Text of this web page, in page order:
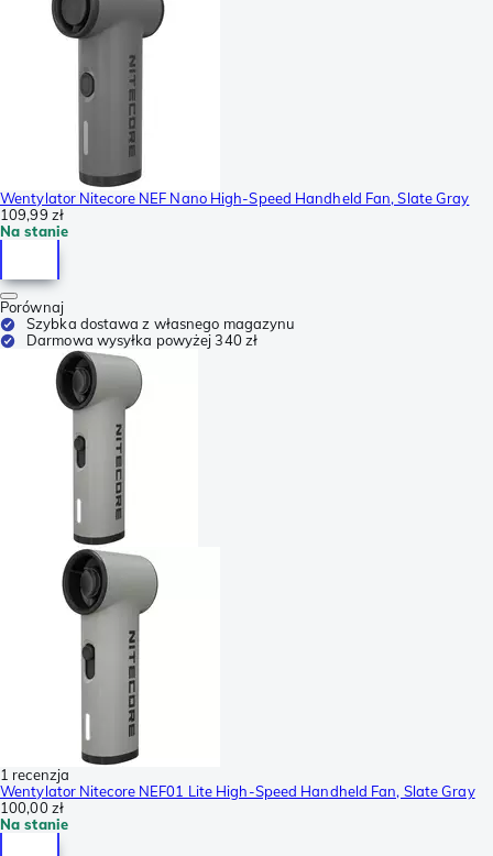
Wentylator Nitecore NEF Nano High-Speed Handheld Fan, Slate Gray
109,99 zł
Na stanie
Porównaj
Szybka dostawa z własnego magazynu
Darmowa wysyłka powyżej 340 zł
1 recenzja
Wentylator Nitecore NEF01 Lite High-Speed Handheld Fan, Slate Gray
100,00 zł
Na stanie